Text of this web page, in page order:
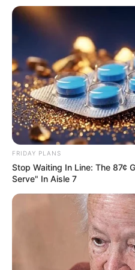
De 23:00 körül rossz
előbb elengedik?
Betelefonáltam a Vas
főkapitányságra.
A hölgy először azt
információt. Kértem,
Mondtam: mivaaaan?
Úgy tudtam, beviszik –
szerint ittas volt, baleset
FRIDAY PLANS
Stop Waiting In Line: The 87¢
Serve" In Aisle 7